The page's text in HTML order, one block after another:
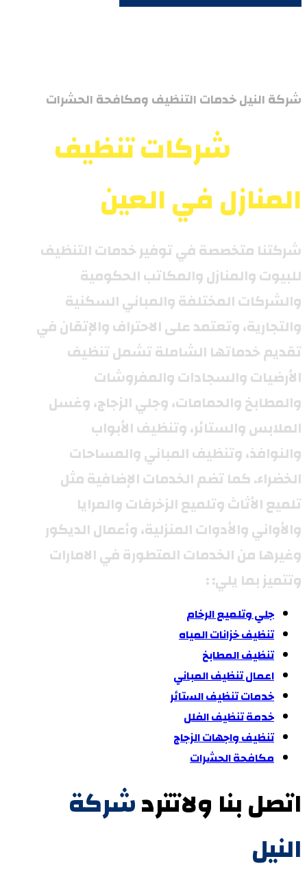
شركة النيل خدمات التنظيف ومكافحة الحشرات
شركات تنظيف
المنازل في العين
شركتنا متخصصة في توفير خدمات التنظيف
للبيوت والمنازل والمكاتب الحكومية
والشركات المختلفة والمباني السكنية
والتجارية، وتعتمد على الاحتراف والإتقان في
تقديم خدماتها الشاملة تشمل تنظيف
الأرضيات والسجادات والمفروشات
والمطابخ والحمامات، وجلي الزجاج، وغسل
الملابس والستائر، وتنظيف الأبواب
والنوافذ، وتنظيف المباني والمساحات
الخضراء. كما تضم الخدمات الإضافية مثل
تلميع الأثاث وتلميع الزخرفات والمرايا
والأواني والأدوات المنزلية، وأعمال الديكور
وغيرها من الخدمات المتطورة في الامارات
وتتميز بما يلي: :
جلي وتلميع الرخام
تنظيف خزانات المياه
تنظيف المطابخ
اعمال تنظيف المباني
خدمات تنظيف الستائر
خدمة تنظيف الفلل
تنظيف واجهات الزجاج
مكافحة الحشرات
اتصل بنا ولاتتردشركة
النيل